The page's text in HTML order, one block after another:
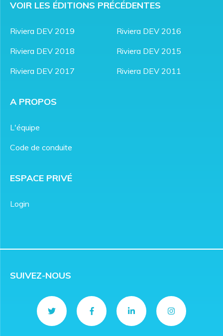
VOIR LES ÉDITIONS PRÉCÉDENTES
Riviera DEV 2019
Riviera DEV 2018
Riviera DEV 2017
Riviera DEV 2016
Riviera DEV 2015
Riviera DEV 2011
A PROPOS
L'équipe
Code de conduite
ESPACE PRIVÉ
Login
SUIVEZ-NOUS